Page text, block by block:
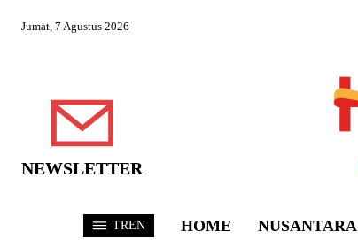
Jumat, 7 Agustus 2026
NEWSLETTER
TREN HOME NUSANTARA